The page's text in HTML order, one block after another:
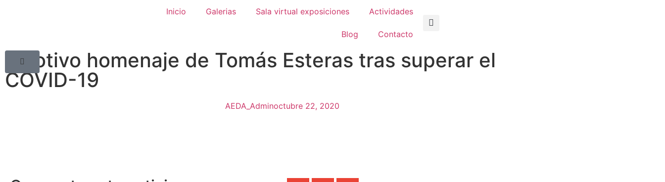
Inicio Galerias Sala virtual exposiciones Actividades
Blog Contacto
Emotivo homenaje de Tomás Esteras tras superar el
COVID-19
AEDA_Adminoctubre 22, 2020